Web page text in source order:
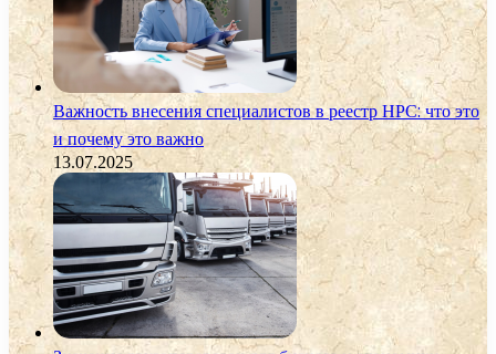
Важность внесения специалистов в реестр НРС: что это
и почему это важно
13.07.2025